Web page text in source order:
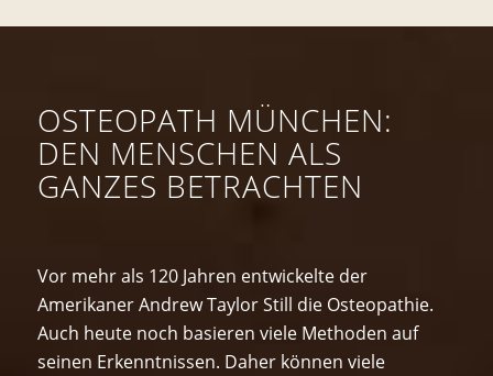
OSTEOPATH MÜNCHEN:
DEN MENSCHEN ALS
GANZES BETRACHTEN
Vor mehr als 120 Jahren entwickelte der
Amerikaner Andrew Taylor Still die Osteopathie.
Auch heute noch basieren viele Methoden auf
seinen Erkenntnissen. Daher können viele